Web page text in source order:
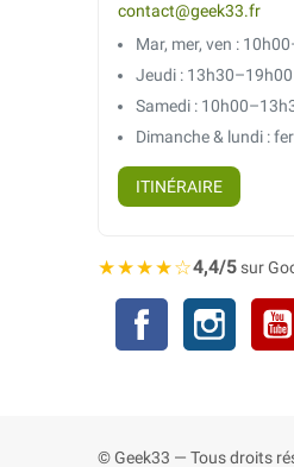
contact@geek33.fr
Mar, mer, ven :
Jeudi : 13h30–19h00
Samedi :
Dimanche & lundi :
ITINÉRAIRE
★★★★☆4,4/5sur
Facebook
© Geek33 — Tous droits